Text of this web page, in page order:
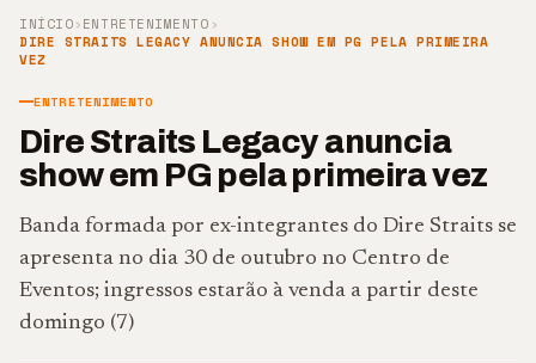
INÍCIO›ENTRETENIMENTO ›
DIRE STRAITS LEGACY ANUNCIA SHOW EM PG PELA PRIMEIRA
VEZ
ENTRETENIMENTO
Dire Straits Legacy anuncia
show em PG pela primeira vez
Banda formada por ex-integrantes do Dire Straits se
apresenta no dia 30 de outubro no Centro de
Eventos; ingressos estarão à venda a partir deste
domingo (7)